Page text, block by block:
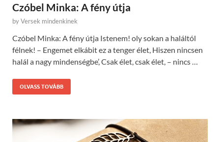
Czóbel Minka: A fény útja
byVersek mindenkinek
Czóbel Minka: A fény útja Istenem! oly sokan a haláltól
félnek! – Engemet elkábit ez a tenger élet, Hiszen nincsen
halál a nagy mindenségbe’, Csak élet, csak élet, – nincs …
OLVASS TOVÁBB